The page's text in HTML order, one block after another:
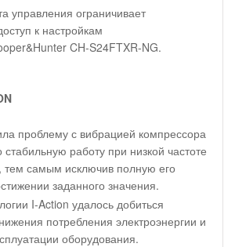
управления ограничивает
к настройкам
CH-S24FTXR-NG.
проблему с вибрацией компрессора
стабильную работу при низкой частоте
тем самым исключив полную его
заданного значения.
I-Action удалось добиться
потребления электроэнергии и
оборудования.